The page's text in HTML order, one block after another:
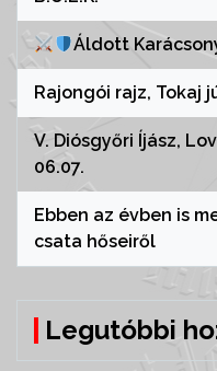
Áldott
Rajongói rajz, Tokaj
V. Diósgyőri Íjász,
06.07.
Ebben az évben is
csata hőseiről
Legutóbbi